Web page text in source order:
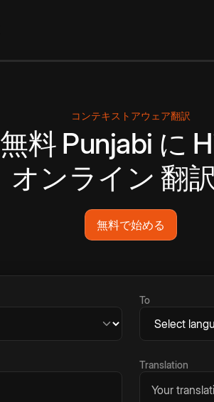
コンテキストアウェア翻訳
無料 Punjabi に
オンライン 翻
無料で始める
To
Translation
Your